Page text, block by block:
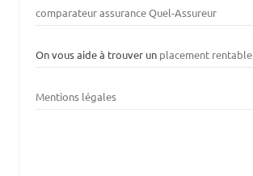
comparateur assurance Quel-Assureur
On vous aide à trouver un placement rentable
Mentions légales